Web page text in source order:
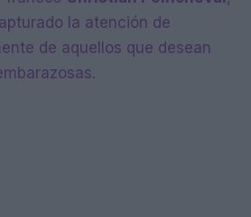
la atención de
de aquellos que desean